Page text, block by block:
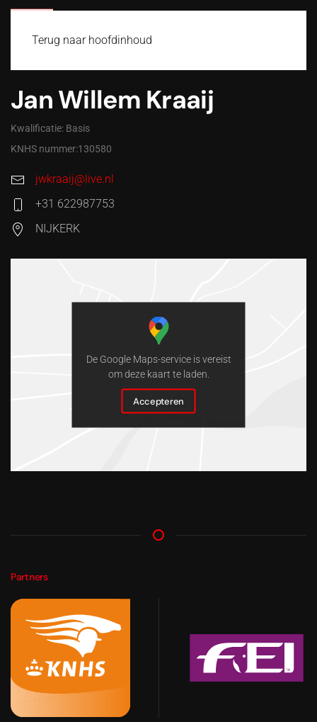
Terug naar hoofdinhoud
Jan Willem Kraaij
Kwalificatie: Basis
KNHS nummer:130580
jwkraaij@live.nl
+31 622987753
NIJKERK
De Google Maps-service is vereist
om deze kaart te laden.
Accepteren
Partners